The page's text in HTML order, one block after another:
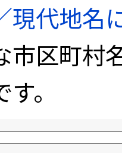
現代地名
市区町村
。